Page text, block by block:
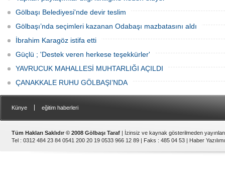
Gölbaşı Belediyesi'nde devir teslim
Gölbaşı’nda seçimleri kazanan Odabaşı mazbatasını aldı
İbrahim Karagöz istifa etti
Güçlü ; 'Destek veren herkese teşekkürler'
YAVRUCUK MAHALLESİ MUHTARLIĞI AÇILDI
ÇANAKKALE RUHU GÖLBAŞI’NDA
Künye eğitim haberleri
Tüm Hakları Saklıdır © 2008 Gölbaşı Taraf | İzinsiz ve kaynak gösterilmeden
Tel : 0312 484 23 84 0541 200 20 19 0533 966 12 89 | Faks : 485 04 53 | Haber Yazılımı